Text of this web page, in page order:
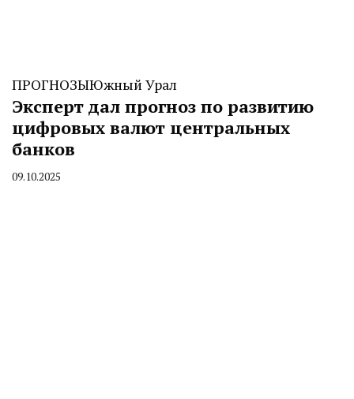
ПРОГНОЗЫЮжный Урал
Эксперт дал прогноз по развитию
цифровых валют центральных
банков
By
09.10.2025